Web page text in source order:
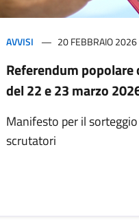
AVVISI 20 FEBBRAIO 2026
Referendum
del 22 e 23 marzo
Manifesto per il
scrutatori